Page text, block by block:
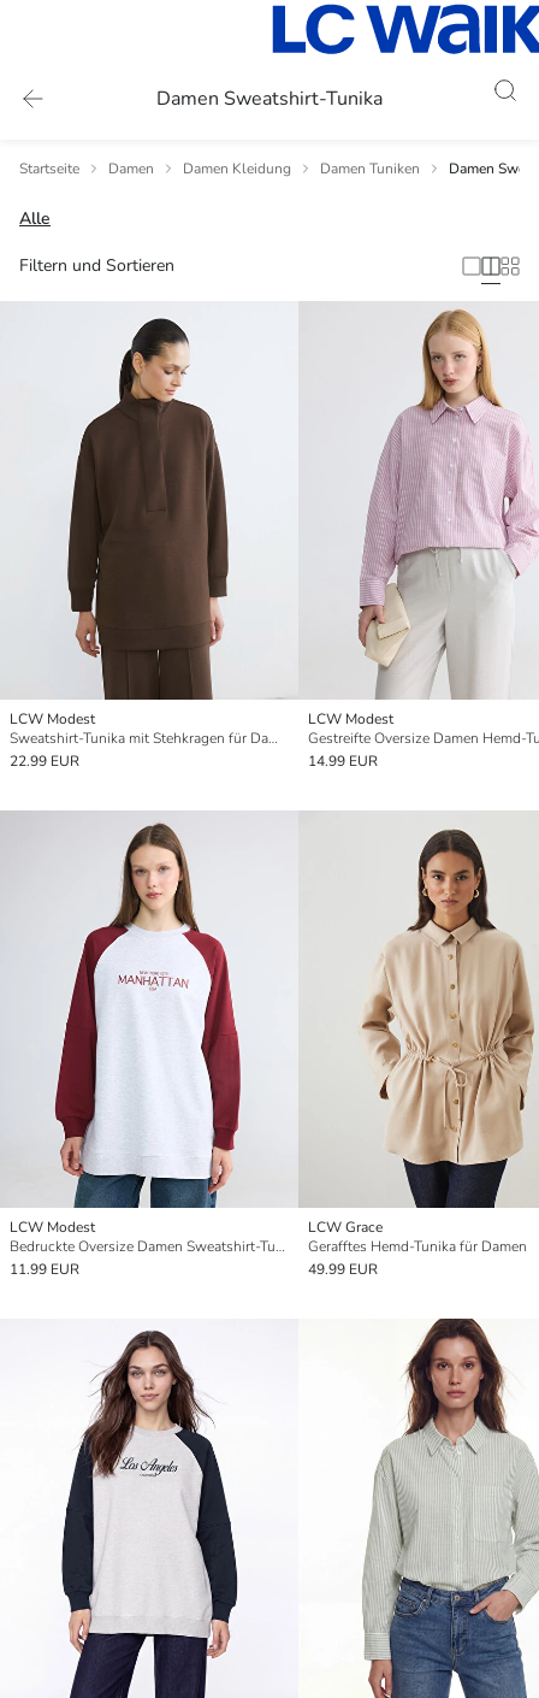
Damen Sweatshirt-Tunika
Startseite Damen Damen Kleidung Damen Tuniken Damen
Alle
Filtern und Sortieren
LCW Modest
Sweatshirt-Tunika mit Stehkragen für Damen
22.99 EUR
LCW Modest
Gestreifte Oversize Damen Hemd-
14.99 EUR
LCW Modest
Bedruckte Oversize Damen Sweatshirt-Tunika
11.99 EUR
LCW Grace
Gerafftes Hemd-Tunika für Damen
49.99 EUR